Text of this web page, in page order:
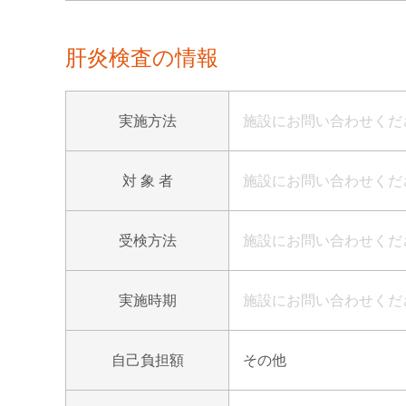
肝炎検査の情報
実施方法 施設にお問い合わせくだ
対 象 者 施設にお問い合わせくだ
受検方法 施設にお問い合わせくだ
実施時期 施設にお問い合わせくだ
自己負担額 その他